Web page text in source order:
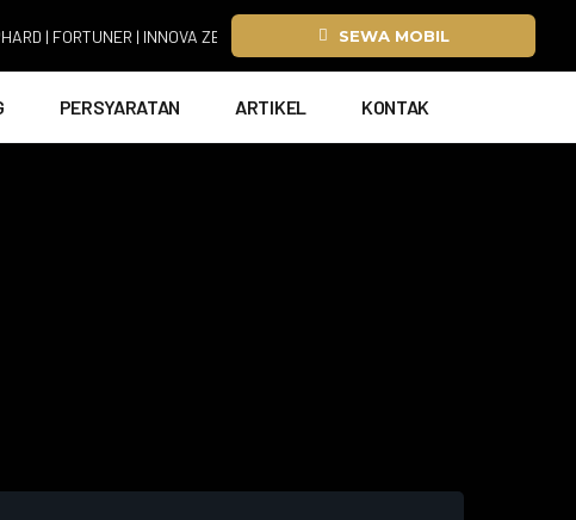
| INNOVA ZENIX | HIACE SEWA MOBIL
PERSYARATAN ARTIKEL KONTAK